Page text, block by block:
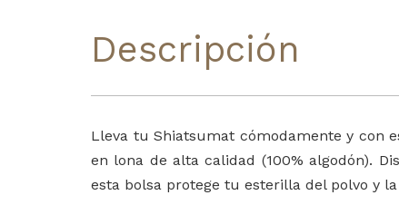
Descripción
Lleva tu Shiatsumat cómodamente y con
en lona de alta calidad (100% algodón).
esta bolsa protege tu esterilla del polvo y